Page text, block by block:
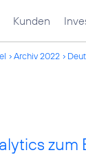
Kunden
Archiv 2022
zum